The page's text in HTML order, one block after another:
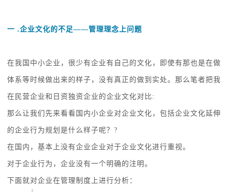
一 .企业文化的不足——管理理念上问题
在我国中小企业，很少有企业有自己的文化，即使有那也是在做
体系等时候做出来的样子，没有真正的做到实处。那么笔者把我
在民营企业和日资独资企业的企业文化对比 :
那么让我们先来看看国内小企业对企业文化，包括企业文化延伸
的企业行为规划是什么样子呢？ ?
在国内，基本上没有企业企业对于企业文化进行重视。
对于企业行为，企业没有一个明确的注明。
下面就对企业在管理制度上进行分析：